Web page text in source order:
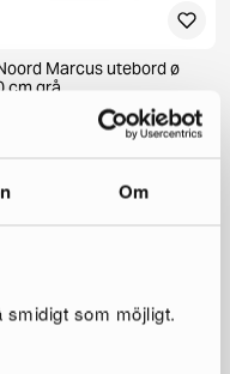
Om
som möjligt.
Marcus utebord ø
cm grå
sparar 137 €